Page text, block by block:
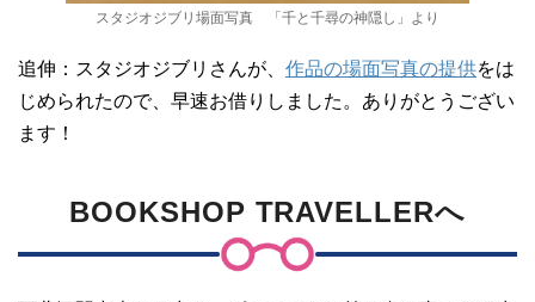
スタジオジブリ場面写真 「千と千尋の神隠し」より
追伸：スタジオジブリさんが、 作品の場面写真の提供をは
じめられたので、早速お借りしました。ありがとうござい
ます！
BOOKSHOP TRAVELLERへ